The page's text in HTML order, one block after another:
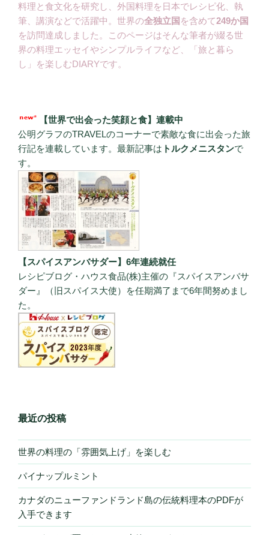
料理と食文化を研究し、外国料理を日本でレシピ化、執
筆、講演などで活躍中。世界の全独立国 を含めて249か国
を訪問達成しました。このページはそんな筆者が綴る世
界の料理エッセイやシンプルライフなど、「旅と暮ら
し」を楽しむDIARYです。
【世界で出会った笑顔と食】連載中
公明グラフのTRAVELのコーナーで素敵な食に出会った旅
行記を連載しています。最新記事は トルクメニスタンで
す。
【スパイスアンバサダー】6年連続就任
レシピブログ・ハウス食品(株)主催の『スパイスアンバサ
ダー』（旧スパイス大使）を任期満了まで6年間努めまし
た。
最近の投稿
世界の料理の「雰囲気上げ」を楽しむ
パイナップルミント
カナダのニューファンドランド島の伝統料理本のPDFが
入手できます